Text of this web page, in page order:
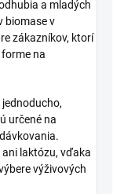
a mladých
biomase v
zákazníkov, ktorí
na
určené na
ani laktózu, vďaka
výživových